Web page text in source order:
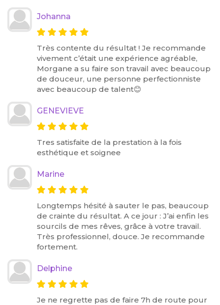
Johanna
Très contente du résultat ! Je recommande
vivement c’était une expérience agréable,
Morgane a su faire son travail avec beaucoup
de douceur, une personne perfectionniste
avec beaucoup de talent😊
GENEVIEVE
Tres satisfaite de la prestation à la fois
esthétique et soignee
Marine
Longtemps hésité à sauter le pas, beaucoup
de crainte du résultat. A ce jour : J’ai enfin les
sourcils de mes rêves, grâce à votre travail.
Très professionnel, douce. Je recommande
fortement.
Delphine
Je ne regrette pas de faire 7h de route pour